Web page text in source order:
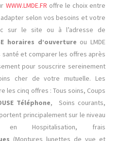
WWW.LMDE.FR offre le choix entre
selon vos besoins et votre
sur le site ou à l’adresse de
horaires d’ouverture ou LMDE
santé et comparer les offres après
pour souscrire sereinement
cher de votre mutuelle. Les
les cinq offres : Tous soins, Coups
Téléphone, Soins courants,
principalement sur le niveau
en Hospitalisation, frais